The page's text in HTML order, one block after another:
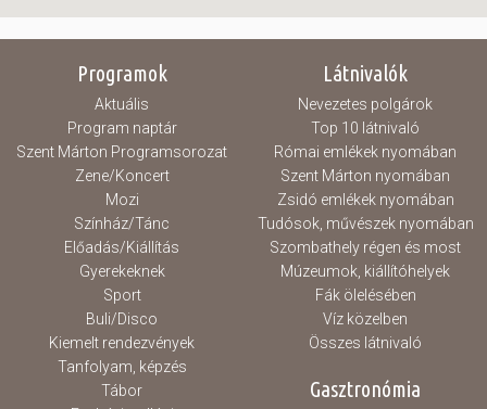
Programok
Aktuális
Program naptár
Szent Márton Programsorozat
Zene/Koncert
Mozi
Színház/Tánc
Előadás/Kiállítás
Gyerekeknek
Sport
Buli/Disco
Kiemelt rendezvények
Tanfolyam, képzés
Tábor
Látnivalók
Nevezetes polgárok
Top 10 látnivaló
Római emlékek nyomában
Szent Márton nyomában
Zsidó emlékek nyomában
Tudósok, művészek nyomában
Szombathely régen és most
Múzeumok, kiállítóhelyek
Fák ölelésében
Víz közelben
Összes látnivaló
Gasztronómia